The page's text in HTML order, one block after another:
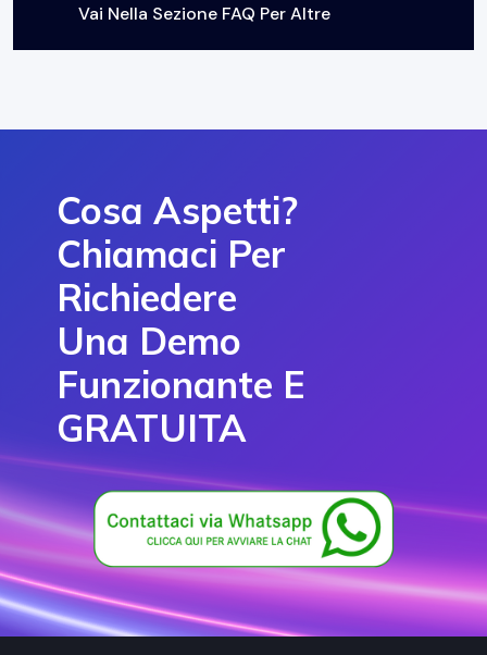
Vai Nella Sezione FAQ Per Altre
Cosa Aspetti?
Chiamaci Per
Richiedere
Una Demo
Funzionante E
GRATUITA